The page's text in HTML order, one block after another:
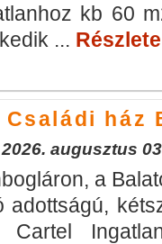
kb 60
...
Családi ház
augusztus
a
adottságú,